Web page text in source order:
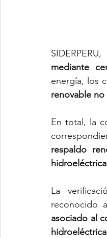
mediante
energía, los
renovable
En total, la
respaldo
hidroeléctrica
La
reconocido
asociado al
hidroeléctrica